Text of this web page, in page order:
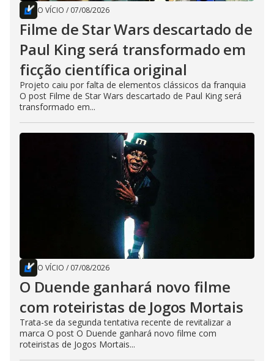
O VÍCIO / 07/08/2026
Filme de Star Wars descartado de
Paul King será transformado em
ficção científica original
Projeto caiu por falta de elementos clássicos da franquia
O post Filme de Star Wars descartado de Paul King será
transformado em...
O VÍCIO / 07/08/2026
O Duende ganhará novo filme
com roteiristas de Jogos Mortais
Trata-se da segunda tentativa recente de revitalizar a
marca O post O Duende ganhará novo filme com
roteiristas de Jogos Mortais...